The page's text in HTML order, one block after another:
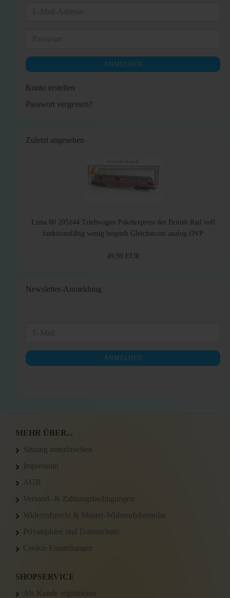
ANMELDEN
Konto erstellen
Passwort vergessen?
Zuletzt angesehen
Lima 00 205144 Triebwagen Paketexpress der British Rail voll
funktionsfähig wenig bespielt Gleichstrom analog OVP
49,99 EUR
Newsletter-Anmeldung
NEWSLETTER-
ANMELDUNG
ANMELDEN
MEHR ÜBER...
Sitzung unterbrochen
Impressum
AGB
Versand- & Zahlungsbedingungen
Widerrufsrecht & Muster-Widerrufsformular
Privatsphäre und Datenschutz
Cookie Einstellungen
SHOPSERVICE
Als Kunde registrieren